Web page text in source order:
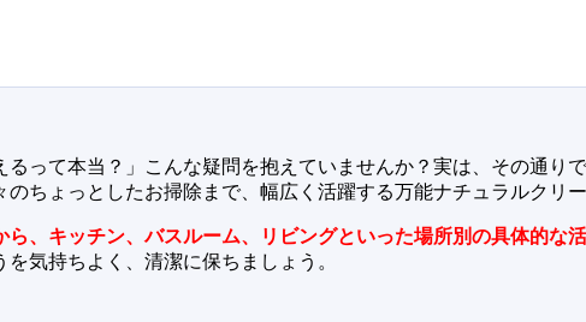
るって本当？」こんな疑問を抱えていませんか？実は、その通り
ちょっとしたお掃除まで、幅広く活躍する万能ナチュラルクリ
、キッチン、バスルーム、リビングといった場所別の具体的な
気持ちよく、清潔に保ちましょう。